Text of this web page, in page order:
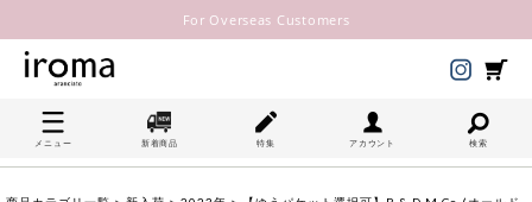
For Overseas Customers
メニュー 新着商品 特集 アカウント 検索